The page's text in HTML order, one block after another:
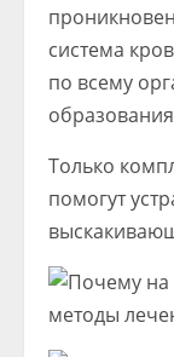
система
по всему
Только
помогут